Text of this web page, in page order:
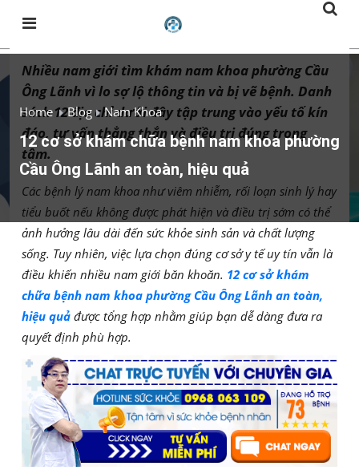
Home Blog Nam Khoa
12 cơ sở khám chữa bệnh nam khoa phường
Cầu Ông Lãnh an toàn, hiệu quả
Nhiều nam giới tìm khám nam khoa phường Cầu
Ông Lãnh vì lo sợ lộ thông tin và bị vẽ bệnh. Danh
sách 12 địa chỉ dưới đây tập trung vào yếu tố kín
đáo, tư vấn thẳng thắn và điều trị đúng trọng
tâm.
Các bệnh lý nam khoa như viêm nhiễm, rối loạn sinh lý hay
tiểu buốt nếu không được phát hiện và điều trị sớm có thể
ảnh hưởng lâu dài đến sức khỏe sinh sản và chất lượng
sống. Tuy nhiên, việc lựa chọn đúng cơ sở y tế uy tín vẫn là
điều khiến nhiều nam giới băn khoăn. 12 cơ sở khám
chữa bệnh nam khoa phường Cầu Ông Lãnh an toàn,
hiệu quả được tổng hợp nhằm giúp bạn dễ dàng đưa ra
quyết định phù hợp.